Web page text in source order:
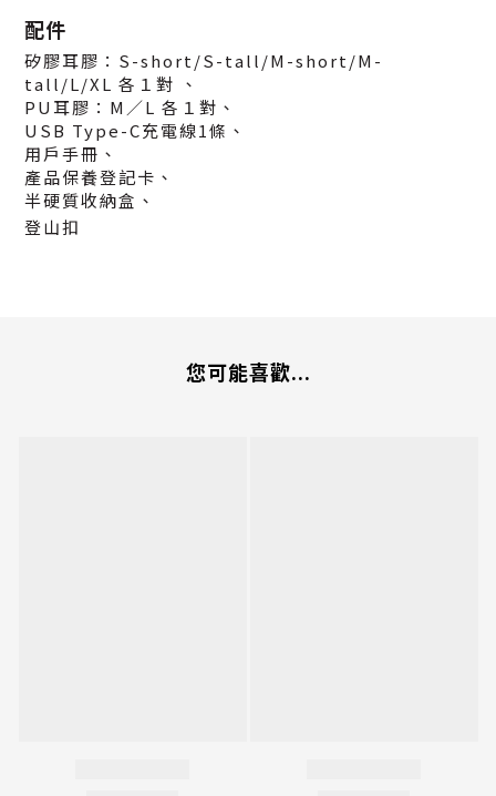
配件
矽膠耳膠：S-short/S-tall/M-short/M-
tall/L/XL 各１對 、
PU耳膠：M／L 各１對、
USB Type-C充電線1條、
用戶手冊、
產品保養登記卡、
半硬質收納盒、
登山扣
您可能喜歡...